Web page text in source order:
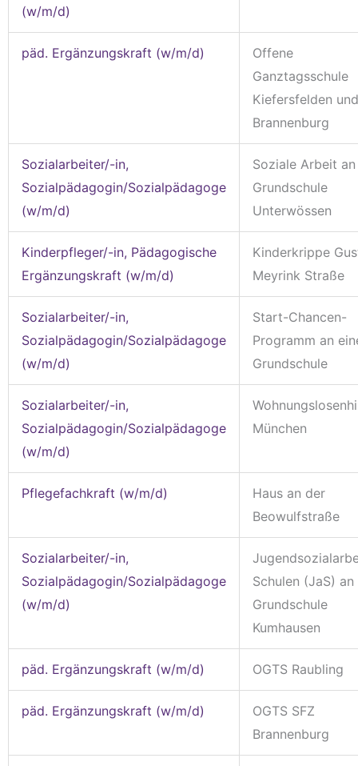
(w/m/d)
päd. Ergänzungskraft (w/m/d)
Offene
Ganztagsschule
Kiefersfelden und
Brannenburg
Sozialarbeiter/-in,
Sozialpädagogin/Sozialpädagoge
(w/m/d)
Soziale Arbeit
Grundschule
Unterwössen
Kinderpfleger/-in, Pädagogische
Ergänzungskraft (w/m/d)
Kinderkrippe
Meyrink Straße
Sozialarbeiter/-in,
Sozialpädagogin/Sozialpädagoge
(w/m/d)
Start-Chancen-
Programm an
Grundschule
Sozialarbeiter/-in,
Sozialpädagogin/Sozialpädagoge
(w/m/d)
München
Pflegefachkraft (w/m/d)
Haus an der
Beowulfstraße
Sozialarbeiter/-in,
Sozialpädagogin/Sozialpädagoge
(w/m/d)
Schulen (JaS)
Grundschule
Kumhausen
päd. Ergänzungskraft (w/m/d) OGTS Raubling
päd. Ergänzungskraft (w/m/d)
OGTS SFZ
Brannenburg